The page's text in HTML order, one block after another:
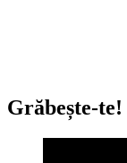
Grăbește-te!